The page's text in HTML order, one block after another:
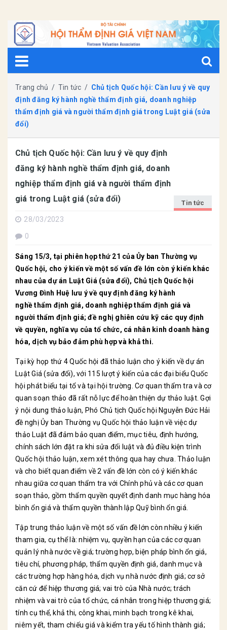
Trang chủ / Tin tức / Chủ tịch Quốc hội: Cần lưu ý về quy
định đăng ký hành nghề thẩm định giá, doanh nghiệp
thẩm định giá và người thẩm định giá trong Luật giá (sửa
đổi)
Chủ tịch Quốc hội: Cần lưu ý về quy định
đăng ký hành nghề thẩm định giá, doanh
nghiệp thẩm định giá và người thẩm định
giá trong Luật giá (sửa đổi)
Tin tức
28/03/2023
0
Sáng 15/3, tại phiên họp thứ 21 của Ủy ban Thường vụ
Quốc hội, cho ý kiến về một số vấn đề lớn còn ý kiến khác
nhau của dự án Luật Giá (sửa đổi), Chủ tịch Quốc hội
Vương Đình Huệ lưu ý về quy định đăng ký hành
nghề thẩm định giá, doanh nghiệp thẩm định giá và
người thẩm định giá; đề nghị ghiên cứu kỹ các quy định
về quyền, nghĩa vụ của tổ chức, cá nhân kinh doanh hàng
hóa, dịch vụ bảo đảm phù hợp và khả thi.
Tại kỳ họp thứ 4 Quốc hội đã thảo luận cho ý kiến về dự án
Luật Giá (sửa đổi), với 115 lượt ý kiến của các đại biểu Quốc
hội phát biểu tại tổ và tại hội trường. Cơ quan thẩm tra và cơ
quan soạn thảo đã rất nỗ lực để hoàn thiện dự thảo luật. Gợi
ý nội dung thảo luận, Phó Chủ tịch Quốc hội Nguyễn Đức Hải
đề nghị Ủy ban Thường vụ Quốc hội thảo luận về việc dự
thảo Luật đã đảm bảo quan điểm, mục tiêu, định hướng,
chính sách lớn đặt ra khi sửa đổi luật và đủ điều kiện trình
Quốc hội thảo luận, xem xét thông qua hay chưa. Thảo luận
và cho biết quan điểm về 2 vấn đề lớn còn có ý kiến khác
nhau giữa cơ quan thẩm tra với Chính phủ và các cơ quan
soạn thảo, gồm thẩm quyền quyết định danh mục hàng hóa
bình ổn giá và thẩm quyền thành lập Quỹ bình ổn giá.
Tập trung thảo luận về một số vấn đề lớn còn nhiều ý kiến
tham gia, cụ thể là: nhiệm vụ, quyền hạn của các cơ quan
quản lý nhà nước về giá; trường hợp, biện pháp bình ổn giá,
tiêu chí, phương pháp, thẩm quyền định giá, danh mục và
các trường hợp hàng hóa, dịch vụ nhà nước định giá; cơ sở
căn cứ để hiệp thương giá; vai trò của Nhà nước; trách
nhiệm và vai trò của tổ chức, cá nhân trong hiệp thương giá;
tính cụ thể, khả thi, công khai, minh bạch trong kê khai,
niêm yết, tham chiếu giá và kiểm tra yếu tố hình thành giá;